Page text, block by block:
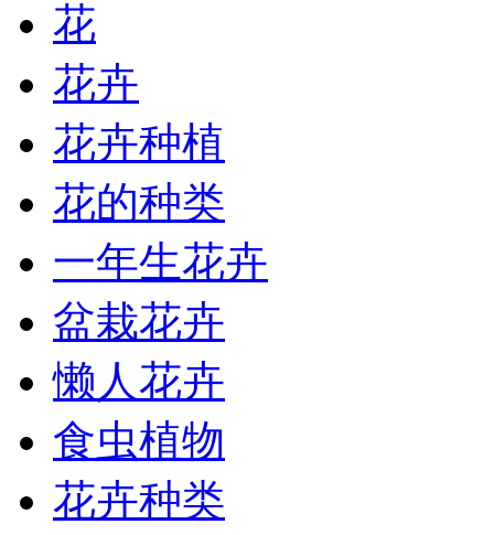
花
花卉
花卉种植
花的种类
一年生花卉
盆栽花卉
懒人花卉
食虫植物
花卉种类